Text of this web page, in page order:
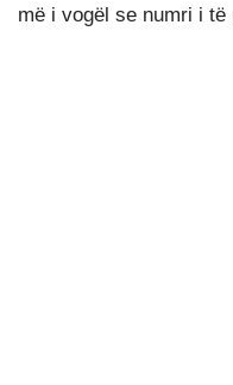
më i vogël se numri i të